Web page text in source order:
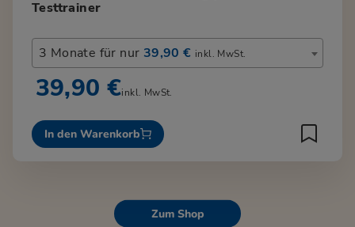
Testtrainer
3 Monate für nur 39,90 € inkl. MwSt.
39,90 €inkl. MwSt.
In den Warenkorb
Zum Shop